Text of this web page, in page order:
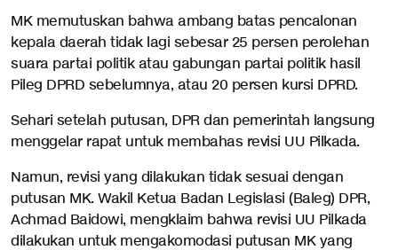
MK memutuskan bahwa ambang batas pencalonan
kepala daerah tidak lagi sebesar 25 persen perolehan
suara partai politik atau gabungan partai politik hasil
Pileg DPRD sebelumnya, atau 20 persen kursi DPRD.
Sehari setelah putusan, DPR dan pemerintah langsung
menggelar rapat untuk membahas revisi UU Pilkada.
Namun, revisi yang dilakukan tidak sesuai dengan
putusan MK. Wakil Ketua Badan Legislasi (Baleg) DPR,
Achmad Baidowi, mengklaim bahwa revisi UU Pilkada
dilakukan untuk mengakomodasi putusan MK yang